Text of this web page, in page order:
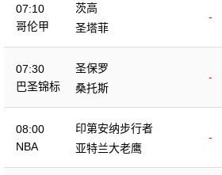
07:10
哥伦甲
茨高
-
圣塔菲
07:30
巴圣锦标
圣保罗
-
桑托斯
08:00
NBA
印第安纳步行者
-
亚特兰大老鹰